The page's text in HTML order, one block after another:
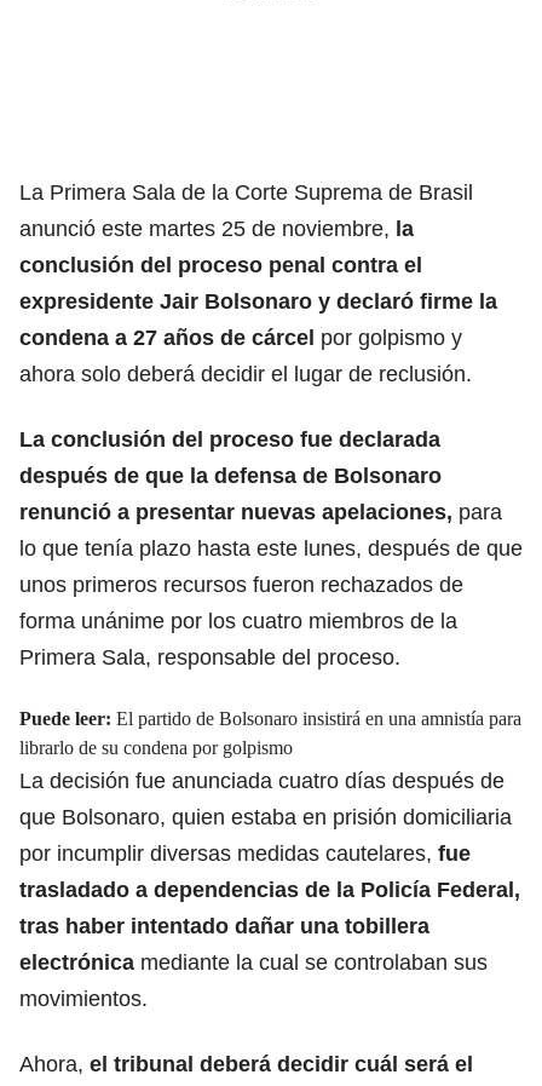
La Primera Sala de la Corte Suprema de Brasil
anunció este martes 25 de noviembre, la
conclusión del proceso penal contra el
expresidente Jair Bolsonaro y declaró firme la
condena a 27 años de cárcel por golpismo y
ahora solo deberá decidir el lugar de reclusión.
La conclusión del proceso fue declarada
después de que la defensa de Bolsonaro
renunció a presentar nuevas apelaciones, para
lo que tenía plazo hasta este lunes, después de que
unos primeros recursos fueron rechazados de
forma unánime por los cuatro miembros de la
Primera Sala, responsable del proceso.
Puede leer: El partido de Bolsonaro insistirá en una amnistía para
librarlo de su condena por golpismo
La decisión fue anunciada cuatro días después de
que Bolsonaro, quien estaba en prisión domiciliaria
por incumplir diversas medidas cautelares, fue
trasladado a dependencias de la Policía Federal,
tras haber intentado dañar una tobillera
electrónica mediante la cual se controlaban sus
movimientos.
Ahora, el tribunal deberá decidir cuál será el